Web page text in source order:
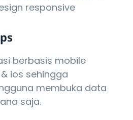
responsive
berbasis mobile
ios sehingga
membuka data
saja.